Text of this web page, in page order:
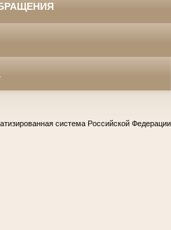
система Российской